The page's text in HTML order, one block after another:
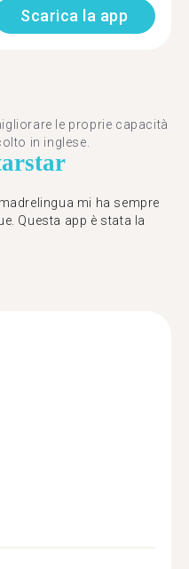
Scarica la app
le proprie capacità
in inglese.
star
mi ha sempre
Questa app è stata la